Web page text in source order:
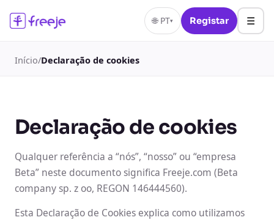
🌐 PT▾ Registar ☰
Início/Declaração de cookies
Declaração de cookies
Qualquer referência a “nós”, “nosso” ou “empresa
Beta” neste documento significa Freeje.com (Beta
company sp. z oo, REGON 146444560).
Esta Declaração de Cookies explica como utilizamos